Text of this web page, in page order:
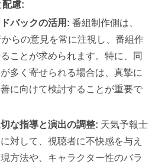
配慮:
バックの活用: 番組制作側は、
らの意見を常に注視し、番組作
ことが求められます。特に、同
多く寄せられる場合は、真摯に
に向けて検討することが重要で
な指導と演出の調整: 天気予報士
対して、視聴者に不快感を与え
方法や、キャラクター性のバラ